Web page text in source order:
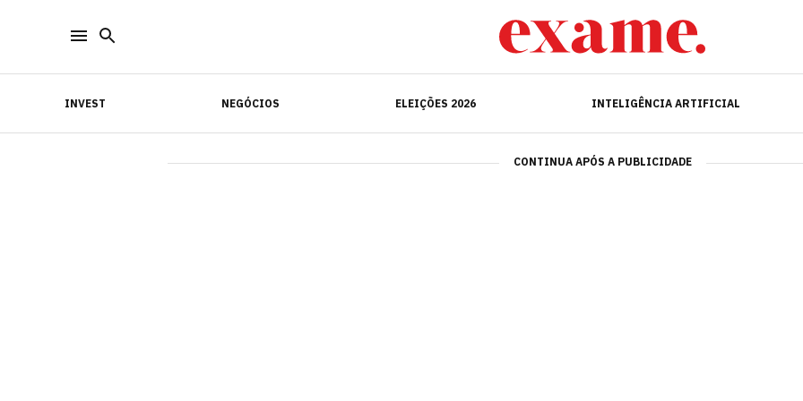
INVEST NEGÓCIOS ELEIÇÕES 2026 INTELIGÊNCIA ARTIFICIAL
INVEST INTELIGÊNCIA ARTIFICIAL
CONTINUA APÓS A PUBLICIDADE